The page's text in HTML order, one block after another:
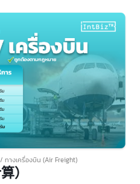
ทางเครื่องบิน (Air Freight)
）